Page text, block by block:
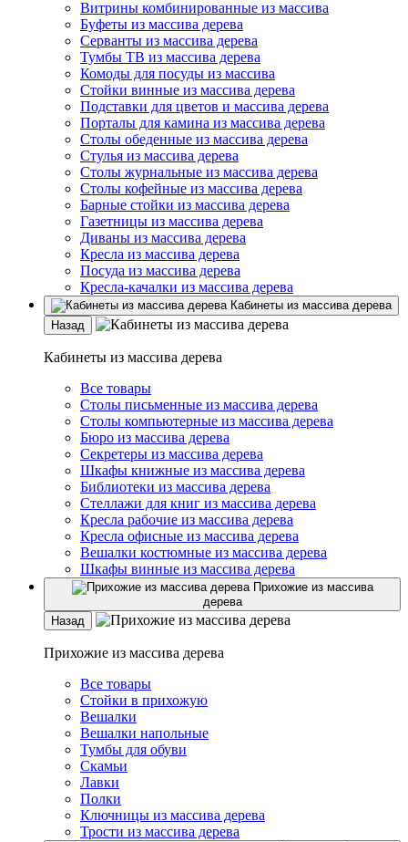
Витрины комбинированные из массива
Буфеты из массива дерева
Серванты из массива дерева
Тумбы ТВ из массива дерева
Комоды для посуды из массива
Стойки винные из массива дерева
Подставки для цветов и массива дерева
Порталы для камина из массива дерева
Столы обеденные из массива дерева
Стулья из массива дерева
Столы журнальные из массива дерева
Столы кофейные из массива дерева
Барные стойки из массива дерева
Газетницы из массива дерева
Диваны из массива дерева
Кресла из массива дерева
Посуда из массива дерева
Кресла-качалки из массива дерева
Кабинеты из массива дерева
Назад
Кабинеты из массива дерева
Все товары
Столы письменные из массива дерева
Столы компьютерные из массива дерева
Бюро из массива дерева
Секретеры из массива дерева
Шкафы книжные из массива дерева
Библиотеки из массива дерева
Стеллажи для книг из массива дерева
Кресла рабочие из массива дерева
Кресла офисные из массива дерева
Вешалки костюмные из массива дерева
Шкафы винные из массива дерева
Прихожие из массива
дерева
Назад
Прихожие из массива дерева
Все товары
Стойки в прихожую
Вешалки
Вешалки напольные
Тумбы для обуви
Скамьи
Лавки
Полки
Ключницы из массива дерева
Трости из массива дерева